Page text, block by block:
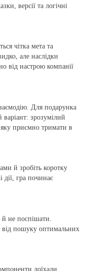
версії та логічні
чітка мета та
але наслідки
від настрою компанії
Для подарунка
зрозумілий
яку приємно тримати в
й зробіть коротку
дії, гра починає
не поспішати.
від пошуку оптимальних
доїхали